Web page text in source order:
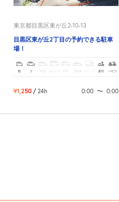
東京都目黒区東が丘2-10-13
目黒区東が丘2丁目の予約できる駐車
場！
軽 コ 中型 ボックス SUV 大型車 トラック 原付 バイク
¥1,250 / 24h 0:00 〜 0:00